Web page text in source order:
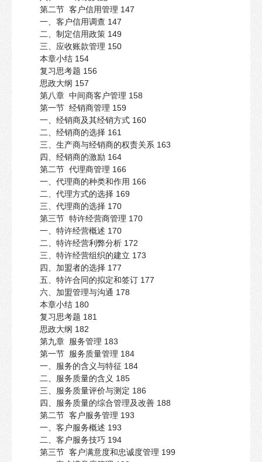
第二节 客户信用管理 147
一、客户信用调查 147
二、制定信用政策 149
三、应收账款管理 150
本章小结 154
复习思考题 156
思政大纲 157
第八章 中间商客户管理 158
第一节 经销商管理 159
一、经销商及其经销方式 160
二、经销商的选择 161
三、生产商与经销商的权责关系 163
四、经销商的激励 164
第二节 代理商管理 166
一、代理商的种类和作用 166
二、代理方式的选择 169
三、代理商的选择 170
第三节 特许经营商管理 170
一、特许经营概述 170
二、特许经营利弊分析 172
三、特许经营组织的建立 173
四、加盟者的选择 177
五、特许合同的拟定和签订 177
六、加盟管理与沟通 178
本章小结 180
复习思考题 181
思政大纲 182
第九章 服务管理 183
第一节 服务质量管理 184
一、服务的含义与特征 184
二、服务质量的含义 185
三、服务质量评价与测定 186
四、服务质量的综合管理及改善 188
第二节 客户服务管理 193
一、客户服务概述 193
二、客户服务技巧 194
第三节 客户满意度和忠诚度管理 199